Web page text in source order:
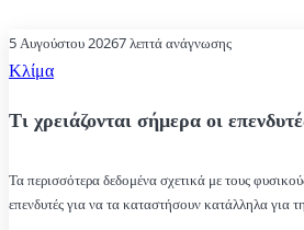
ESG διασφαλίζει ότι η ανάλυσή σας
ενδιαφερόμενα μέρη.
5 Αυγούστου 20267 λεπτά ανάγνωσης
Κλίμα
Τι χρειάζονται σήμερα οι
Τα περισσότερα δεδομένα σχετικά με τους
επενδυτές για να τα καταστήσουν κατάλληλα